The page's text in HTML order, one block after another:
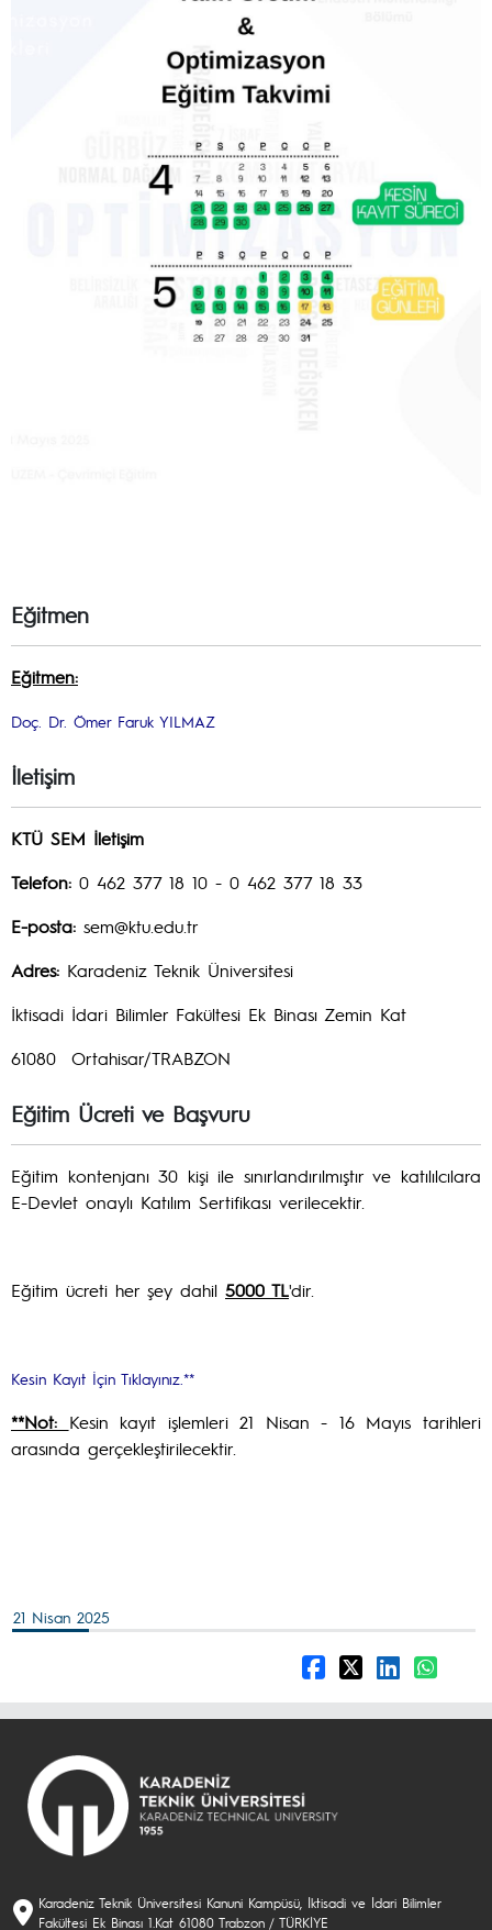
Eğitmen
Eğitmen:
Doç. Dr. Ömer Faruk YILMAZ
İletişim
KTÜ SEM İletişim
Telefon: 0 462 377 18 10 - 0 462 377 18 33
E-posta: sem@ktu.edu.tr
Adres: Karadeniz Teknik Üniversitesi
İktisadi İdari Bilimler Fakültesi Ek Binası Zemin Kat
61080 Ortahisar/TRABZON
Eğitim Ücreti ve Başvuru
Eğitim kontenjanı 30 kişi ile sınırlandırılmıştır ve katılılcılara
E-Devlet onaylı Katılım Sertifikası verilecektir.
Eğitim ücreti her şey dahil 5000 TL'dir.
Kesin Kayıt İçin Tıklayınız.**
**Not: Kesin kayıt işlemleri 21 Nisan - 16 Mayıs tarihleri
arasında gerçekleştirilecektir.
21 Nisan 2025
Karadeniz Teknik Üniversitesi Kanuni Kampüsü, İktisadi ve İdari Bilimler
Fakültesi Ek Binası 1.Kat 61080 Trabzon / TÜRKİYE